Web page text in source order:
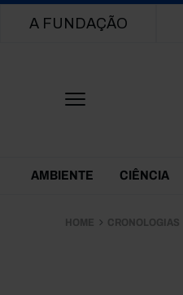
Main navigation
A FUNDAÇÃO
Themes Menu
AMBIENTE CIÊNCIA
HOME CRONOLOGIAS